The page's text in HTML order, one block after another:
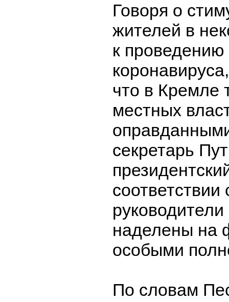
Говоря о
жителей в
к проведению
что в Кремле
местных
секретарь
наделены на
особыми
По словам